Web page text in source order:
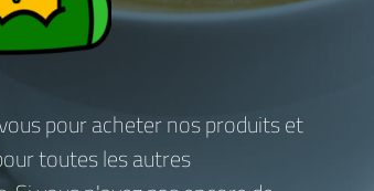
pour acheter nos produits et
toutes les autres